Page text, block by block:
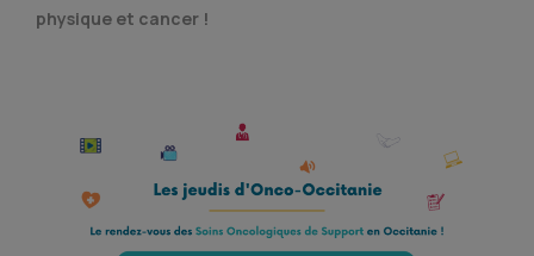
physique et cancer !